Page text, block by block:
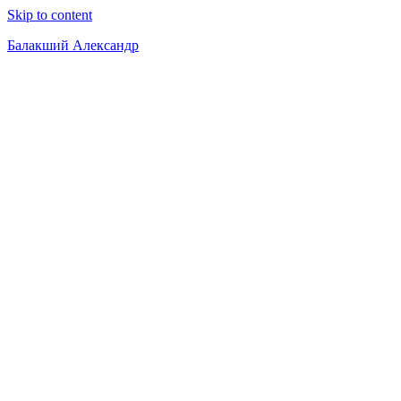
Skip to content
Балакший Александр